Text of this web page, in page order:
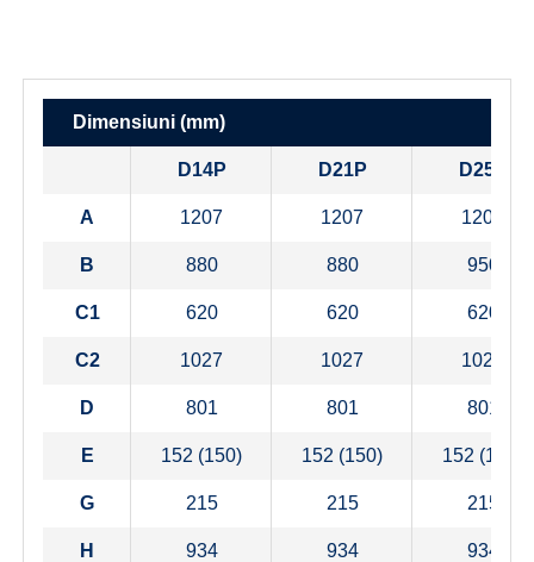
Dimensiuni (mm)
D14P D21P D25P
A 1207 1207 1207
B 880 880 950
C1 620 620 620
C2 1027 1027 1027
D 801 801 801
E 152 (150) 152 (150) 152 (150)
G 215 215 215
H 934 934 934